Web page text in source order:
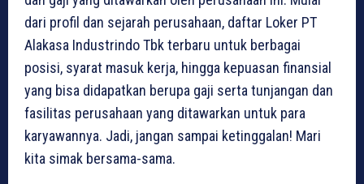
dari profil dan sejarah perusahaan, daftar Loker PT
Alakasa Industrindo Tbk terbaru untuk berbagai
posisi, syarat masuk kerja, hingga kepuasan finansial
yang bisa didapatkan berupa gaji serta tunjangan dan
fasilitas perusahaan yang ditawarkan untuk para
karyawannya. Jadi, jangan sampai ketinggalan! Mari
kita simak bersama-sama.